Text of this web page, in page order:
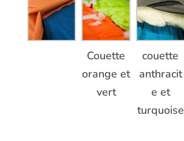
Couette
orange et
vert
couette
anthracit
e et
turquoise